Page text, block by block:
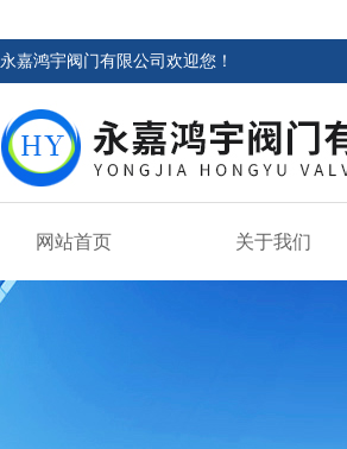
永嘉鸿宇阀门有限公司欢迎您！
网站首页 关于我们